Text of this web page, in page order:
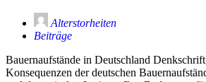
Alterstorheiten
Beiträge
Bauernaufstände in Deutschland
Konsequenzen der deutschen